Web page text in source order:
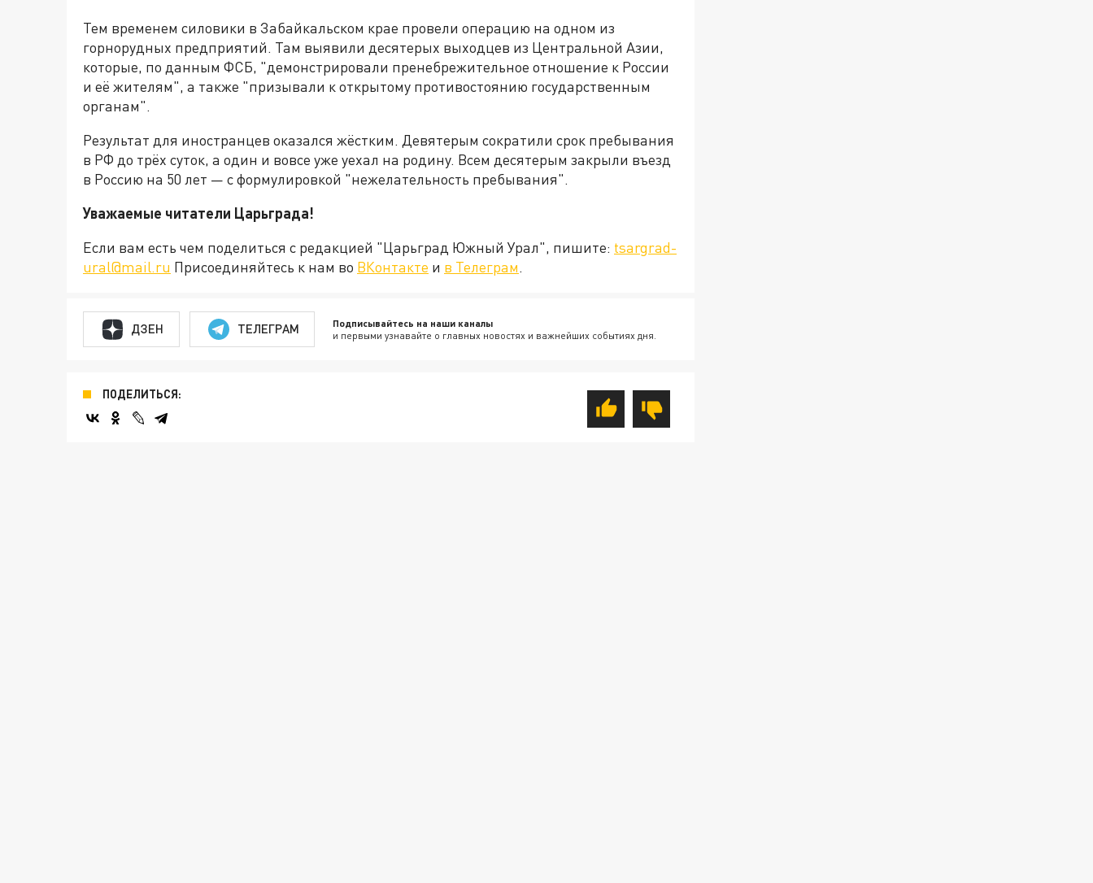
Тем временем силовики в Забайкальском крае провели операцию на одном из
горнорудных предприятий. Там выявили десятерых выходцев из Центральной Азии,
которые, по данным ФСБ, "демонстрировали пренебрежительное отношение к России
и её жителям", а также "призывали к открытому противостоянию государственным
органам".
Результат для иностранцев оказался жёстким. Девятерым сократили срок пребывания
в РФ до трёх суток, а один и вовсе уже уехал на родину. Всем десятерым закрыли въезд
в Россию на 50 лет — с формулировкой "нежелательность пребывания".
Уважаемые читатели Царьграда!
Если вам есть чем поделиться с редакцией "Царьград Южный Урал", пишите: tsargrad-
ural@mail.ru Присоединяйтесь к нам во ВКонтакте и в Телеграм.
ДЗЕН ТЕЛЕГРАМ Подписывайтесь на наши каналы
и первыми узнавайте о главных новостях и важнейших событиях дня.
ПОДЕЛИТЬСЯ: